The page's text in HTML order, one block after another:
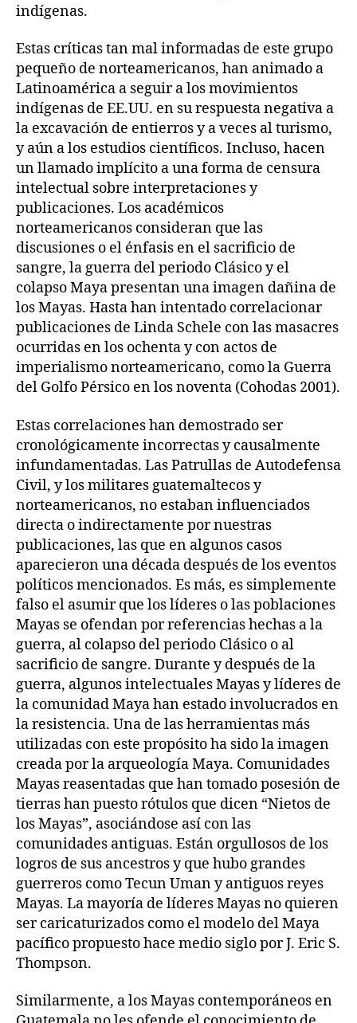
indígenas.
Estas críticas tan mal informadas de este grupo
pequeño de norteamericanos, han animado a
Latinoamérica a seguir a los movimientos
indígenas de EE.UU. en su respuesta negativa a
la excavación de entierros y a veces al turismo,
y aún a los estudios científicos. Incluso, hacen
un llamado implícito a una forma de censura
intelectual sobre interpretaciones y
publicaciones. Los académicos
norteamericanos consideran que las
discusiones o el énfasis en el sacrificio de
sangre, la guerra del periodo Clásico y el
colapso Maya presentan una imagen dañina de
los Mayas. Hasta han intentado correlacionar
publicaciones de Linda Schele con las masacres
ocurridas en los ochenta y con actos de
imperialismo norteamericano, como la Guerra
del Golfo Pérsico en los noventa (Cohodas 2001).
Estas correlaciones han demostrado ser
cronológicamente incorrectas y causalmente
infundamentadas. Las Patrullas de Autodefensa
Civil, y los militares guatemaltecos y
norteamericanos, no estaban influenciados
directa o indirectamente por nuestras
publicaciones, las que en algunos casos
aparecieron una década después de los eventos
políticos mencionados. Es más, es simplemente
falso el asumir que los líderes o las poblaciones
Mayas se ofendan por referencias hechas a la
guerra, al colapso del periodo Clásico o al
sacrificio de sangre. Durante y después de la
guerra, algunos intelectuales Mayas y líderes de
la comunidad Maya han estado involucrados en
la resistencia. Una de las herramientas más
utilizadas con este propósito ha sido la imagen
creada por la arqueología Maya. Comunidades
Mayas reasentadas que han tomado posesión de
tierras han puesto rótulos que dicen “Nietos de
los Mayas”, asociándose así con las
comunidades antiguas. Están orgullosos de los
logros de sus ancestros y que hubo grandes
guerreros como Tecun Uman y antiguos reyes
Mayas. La mayoría de líderes Mayas no quieren
ser caricaturizados como el modelo del Maya
pacífico propuesto hace medio siglo por J. Eric S.
Thompson.
Similarmente, a los Mayas contemporáneos en